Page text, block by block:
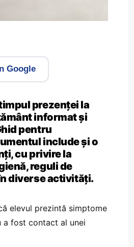
Google
prezenței la
informat și
pentru
include și o
cu privire la
reguli de
diverse activități.
elevul prezintă simptome
a fost contact al unei